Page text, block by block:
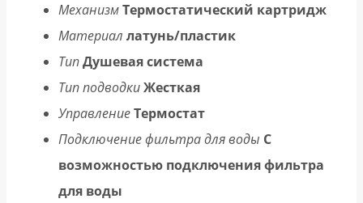
МеханизмТермостатический картридж
Материал латунь/пластик
ТипДушевая система
Тип подводкиЖесткая
УправлениеТермостат
Подключение фильтра для воды С
возможностью подключения фильтра
для воды